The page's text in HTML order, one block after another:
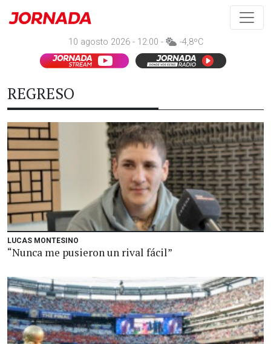
10 agosto 2026 - 12:00 - -4,8ºC
REGRESO
LUCAS MONTESINO
“Nunca me pusieron un rival fácil”